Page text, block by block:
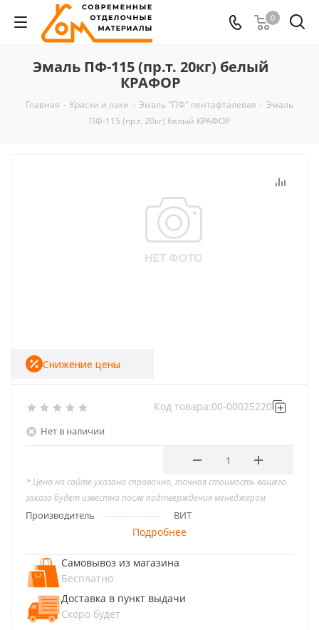
0
Эмаль ПФ-115 (пр.т. 20кг) белый
КРАФОР
Главная - Краски и лаки - Эмаль "ПФ" пентафталевая - Эмаль
ПФ-115 (пр.т. 20кг) белый КРАФОР
Нет в наличии
Код товара:00-00025220
Снижение цены
* Цена на сайте указана справочно, точная стоимость вашего
заказа будет известна после подтверждения менеджером
Производитель ВИТ
Подробнее
Самовывоз из магазина
Бесплатно
Доставка в пункт выдачи
Скоро будет